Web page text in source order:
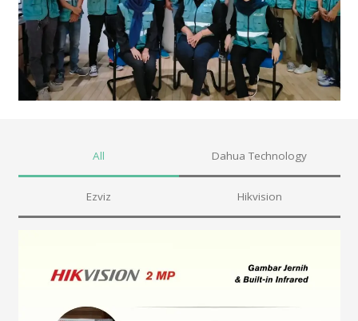
All Dahua Technology
Ezviz Hikvision